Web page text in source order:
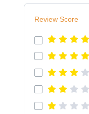
Review Score